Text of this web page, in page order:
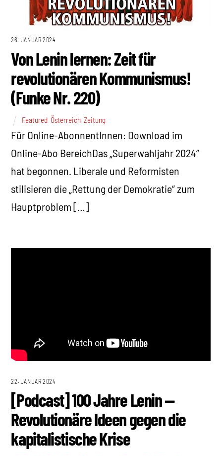
26. JANUAR 2024
Von Lenin lernen: Zeit für
revolutionären Kommunismus!
(Funke Nr. 220)
Featured Österreich ,Zeitung
Für Online-AbonnentInnen: Download im
Online-Abo BereichDas „Superwahljahr 2024“
hat begonnen. Liberale und Reformisten
stilisieren die „Rettung der Demokratie“ zum
Hauptproblem […]
22. JANUAR 2024
[Podcast] 100 Jahre Lenin —
Revolutionäre Ideen gegen die
kapitalistische Krise